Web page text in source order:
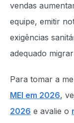
vendas
equipe, emitir
exigências
adequado
Para tomar a
MEI em 2026,
2026 e avalie o